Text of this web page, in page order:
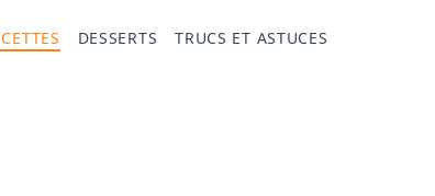
DESSERTS TRUCS ET ASTUCES